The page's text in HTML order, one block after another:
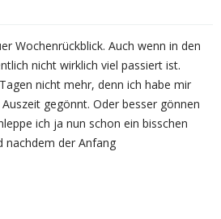
Wochenrückblick. Auch wenn in den
nicht wirklich viel passiert ist.
nicht mehr, denn ich habe mir
gegönnt. Oder besser gönnen
ich ja nun schon ein bisschen
nachdem der Anfang